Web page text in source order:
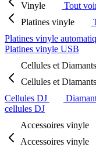
Vinyle
Tout
Platines vinyle
Platines vinyle
Platines vinyle USB
Cellules et Diamants
Cellules et Diamants
Cellules DJ
cellules DJ
Accessoires vinyle
Accessoires vinyle